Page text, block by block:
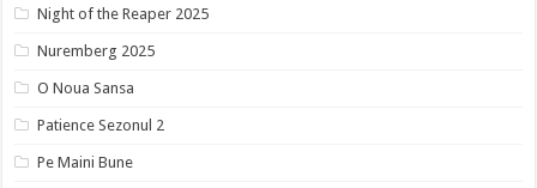
Night of the Reaper 2025
Nuremberg 2025
O Noua Sansa
Patience Sezonul 2
Pe Maini Bune